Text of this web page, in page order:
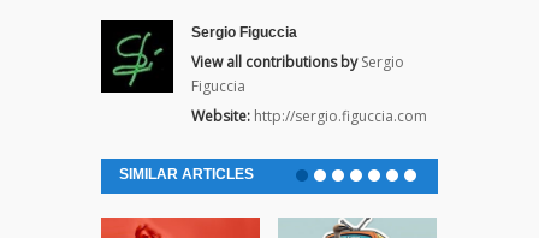
Sergio Figuccia
View all contributions by Sergio
Figuccia
Website: http://sergio.figuccia.com
SIMILAR ARTICLES